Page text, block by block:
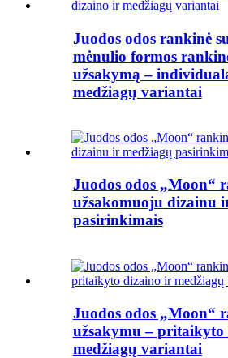
Juodos odos rankinė
mėnulio formos
užsakymą –
medžiagų variantai
Juodos odos „Moon“
užsakomuoju dizainu
pasirinkimais
Juodos odos „Moon“
užsakymu –
medžiagų variantai